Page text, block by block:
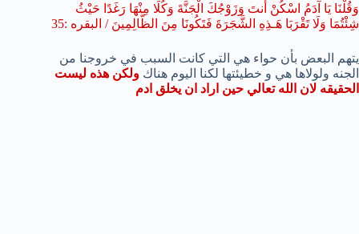
وَقُلْنَا يَا آدَمُ اسْكُنْ أَنتَ وَزَوْجُكَ الْجَنَّةَ وَكُلَا مِنْهَا رَغَدًا حَيْثُ
شِئْتُمَا وَلَا تَقْرَبَا هَـذِهِ الشَّجَرَةَ فَتَكُونَا مِنَ الظَّالِمِينَ / البقره :35
يتهم البعض بأن حواء هي التي كانت السبب في خروجنا من
الجنه ولولاها هي و خطيئتها لكنا اليوم هناك ولكن هذه ليست
الحقيقه لان الله تعالي حين اراد ان يخلق ادم